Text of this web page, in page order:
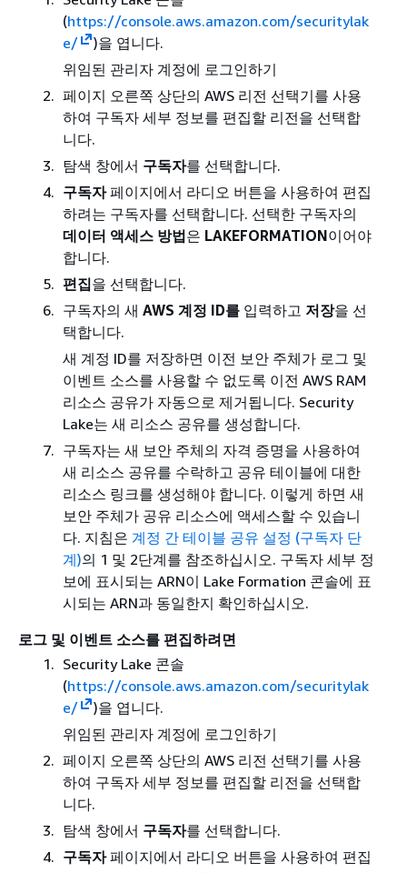
(https://console.aws.amazon.com/securitylak
e/
)을 엽니다.
위임된 관리자 계정에 로그인하기
페이지 오른쪽 상단의 AWS 리전 선택기를 사용
하여 구독자 세부 정보를 편집할 리전을 선택합
니다.
탐색 창에서 구독자를 선택합니다.
구독자페이지에서 라디오 버튼을 사용하여 편집
하려는 구독자를 선택합니다. 선택한 구독자의
데이터 액세스 방법은 LAKEFORMATION이어야
합니다.
편집을 선택합니다.
구독자의 새 AWS 계정 ID를입력하고 저장을 선
택합니다.
새 계정 ID를 저장하면 이전 보안 주체가 로그 및
이벤트 소스를 사용할 수 없도록 이전 AWS RAM
리소스 공유가 자동으로 제거됩니다. Security
Lake는 새 리소스 공유를 생성합니다.
구독자는 새 보안 주체의 자격 증명을 사용하여
새 리소스 공유를 수락하고 공유 테이블에 대한
리소스 링크를 생성해야 합니다. 이렇게 하면 새
보안 주체가 공유 리소스에 액세스할 수 있습니
다. 지침은 계정 간 테이블 공유 설정 (구독자 단
계)의 1 및 2단계를 참조하십시오. 구독자 세부 정
보에 표시되는 ARN이 Lake Formation 콘솔에 표
시되는 ARN과 동일한지 확인하십시오.
로그 및 이벤트 소스를 편집하려면
Security Lake 콘솔
(https://console.aws.amazon.com/securitylak
e/
)을 엽니다.
위임된 관리자 계정에 로그인하기
페이지 오른쪽 상단의 AWS 리전 선택기를 사용
하여 구독자 세부 정보를 편집할 리전을 선택합
니다.
탐색 창에서 구독자를 선택합니다.
구독자페이지에서 라디오 버튼을 사용하여 편집